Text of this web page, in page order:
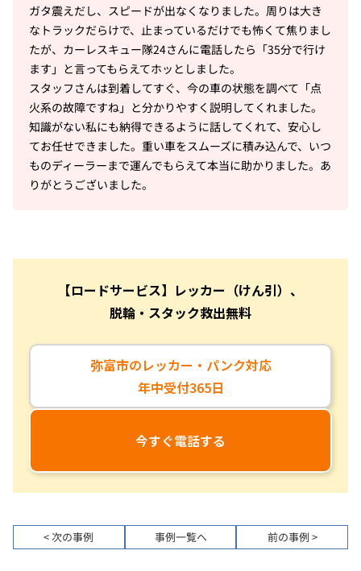
ガタ震えだし、スピードが出なくなりました。周りは大き
なトラックだらけで、止まっているだけでも怖くて焦りまし
たが、カーレスキュー隊24さんに電話したら「35分で行け
ます」と言ってもらえてホッとしました。
スタッフさんは到着してすぐ、今の車の状態を調べて「点
火系の故障ですね」と分かりやすく説明してくれました。
知識がない私にも納得できるように話してくれて、安心し
てお任せできました。重い車をスムーズに積み込んで、いつ
ものディーラーまで運んでもらえて本当に助かりました。あ
りがとうございました。
【ロードサービス】レッカー（けん引）、
脱輪・スタック救出無料
弥富市のレッカー・パンク対応
年中受付365日
今すぐ電話する
< 次の事例 事例一覧へ 前の事例 >